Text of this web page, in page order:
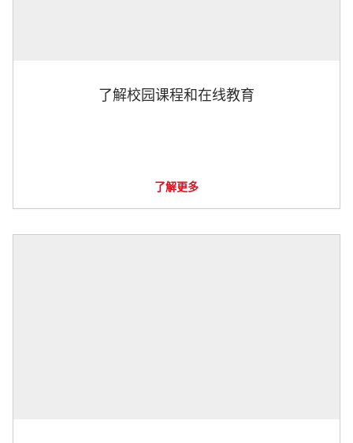
了解校园课程和在线教育
了解更多